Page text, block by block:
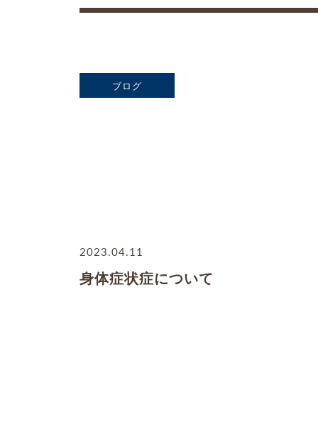
ブログ
2023.04.11
身体症状症について